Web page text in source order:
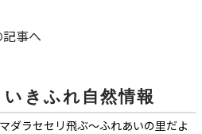
事へ
いきふれ自然情報
ダラセセリ飛ぶ～ふれあいの里だよ